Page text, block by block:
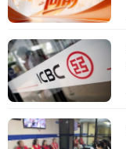
参训人员表示
设带来的发展机
的具体方法，对
量成长具有很好的